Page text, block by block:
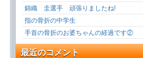
錦織 圭選手 頑張りましたね!
指の骨折の中学生
手首の骨折のお婆ちゃんの経過です②
最近のコメント